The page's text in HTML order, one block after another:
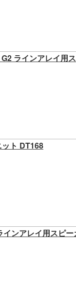
ラインアレイ用
ト DT168
ンアレイ用スピー